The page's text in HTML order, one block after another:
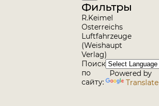
Фильтры
R.Keimel
Osterreichs
Luftfahrzeuge
(Weishaupt
Verlag)
Поиск
по
сайту:
Powered by
Translate